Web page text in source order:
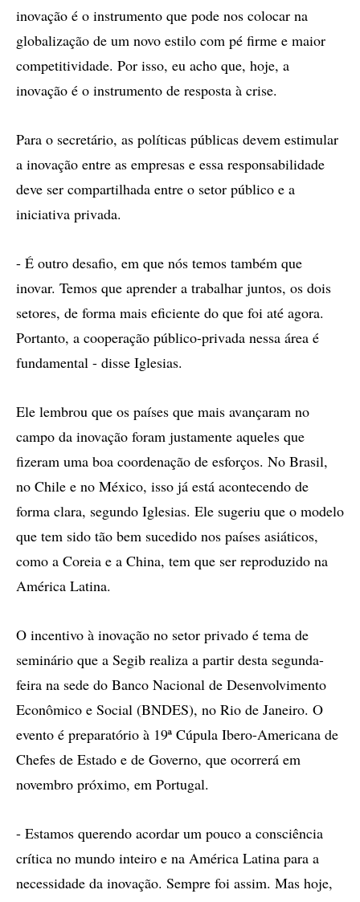
inovação é o instrumento que pode nos colocar na
globalização de um novo estilo com pé firme e maior
competitividade. Por isso, eu acho que, hoje, a
inovação é o instrumento de resposta à crise.
Para o secretário, as políticas públicas devem estimular
a inovação entre as empresas e essa responsabilidade
deve ser compartilhada entre o setor público e a
iniciativa privada.
- É outro desafio, em que nós temos também que
inovar. Temos que aprender a trabalhar juntos, os dois
setores, de forma mais eficiente do que foi até agora.
Portanto, a cooperação público-privada nessa área é
fundamental - disse Iglesias.
Ele lembrou que os países que mais avançaram no
campo da inovação foram justamente aqueles que
fizeram uma boa coordenação de esforços. No Brasil,
no Chile e no México, isso já está acontecendo de
forma clara, segundo Iglesias. Ele sugeriu que o modelo
que tem sido tão bem sucedido nos países asiáticos,
como a Coreia e a China, tem que ser reproduzido na
América Latina.
O incentivo à inovação no setor privado é tema de
seminário que a Segib realiza a partir desta segunda-
feira na sede do Banco Nacional de Desenvolvimento
Econômico e Social (BNDES), no Rio de Janeiro. O
evento é preparatório à 19ª Cúpula Ibero-Americana de
Chefes de Estado e de Governo, que ocorrerá em
novembro próximo, em Portugal.
- Estamos querendo acordar um pouco a consciência
crítica no mundo inteiro e na América Latina para a
necessidade da inovação. Sempre foi assim. Mas hoje,